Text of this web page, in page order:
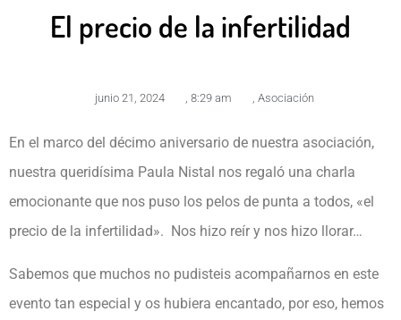
El precio de la infertilidad
junio 21, 2024 , 8:29 am , Asociación
En el marco del décimo aniversario de nuestra asociación,
nuestra queridísima Paula Nistal nos regaló una charla
emocionante que nos puso los pelos de punta a todos, «el
precio de la infertilidad». Nos hizo reír y nos hizo llorar…
Sabemos que muchos no pudisteis acompañarnos en este
evento tan especial y os hubiera encantado, por eso, hemos